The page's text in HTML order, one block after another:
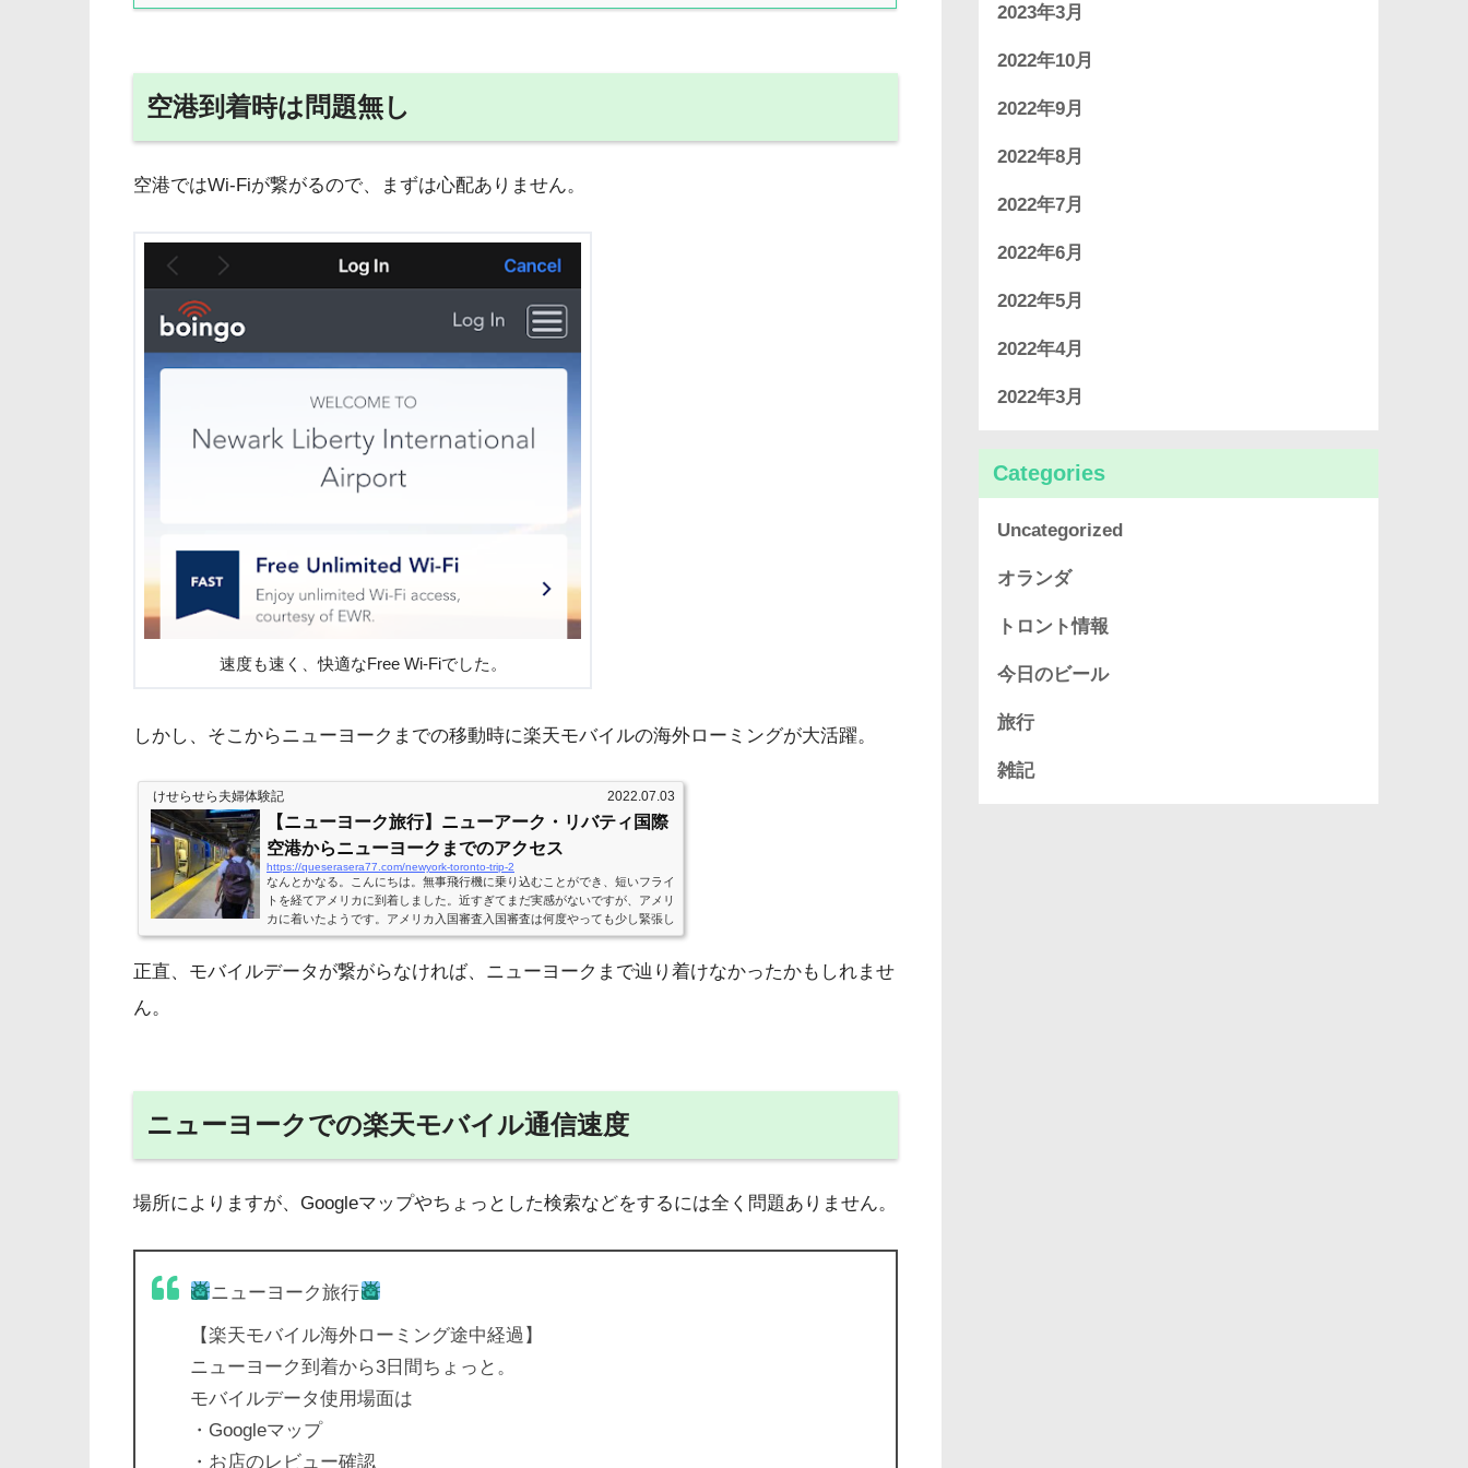
空港到着時は問題無し
空港ではWi-Fiが繋がるので、まずは心配ありません。
速度も速く、快適なFree Wi-Fiでした。
しかし、そこからニューヨークまでの移動時に楽天モバイルの海外ローミングが大活躍。
けせらせら夫婦体験記 2022.07.03
【ニューヨーク旅行】ニューアーク・リバティ国際
空港からニューヨークまでのアクセス
https://queserasera77.com/newyork-toronto-trip-2
なんとかなる。こんにちは。無事飛行機に乗り込むことができ、短いフライ
トを経てアメリカに到着しました。近すぎてまだ実感がないですが、アメリ
カに着いたようです。アメリカ入国審査入国審査は何度やっても少し緊張し
ます。ニューアーク・リバティ国際空港にはバンクーバー国際空港にあった
で、人がたくさんいるように見えますが、20分ほどで無事に入国。聞かれ
正直、モバイルデータが繋がらなければ、ニューヨークまで辿り着けなかったかもしれませ
ん。
ニューヨークでの楽天モバイル通信速度
場所によりますが、Googleマップやちょっとした検索などをするには全く問題ありません。
ニューヨーク旅行
【楽天モバイル海外ローミング途中経過】
ニューヨーク到着から3日間ちょっと。
モバイルデータ使用場面は
・Googleマップ
・お店のレビュー確認
2023年3月
2022年10月
2022年9月
2022年8月
2022年7月
2022年6月
2022年5月
2022年4月
2022年3月
Categories
Uncategorized
オランダ
トロント情報
今日のビール
旅行
雑記